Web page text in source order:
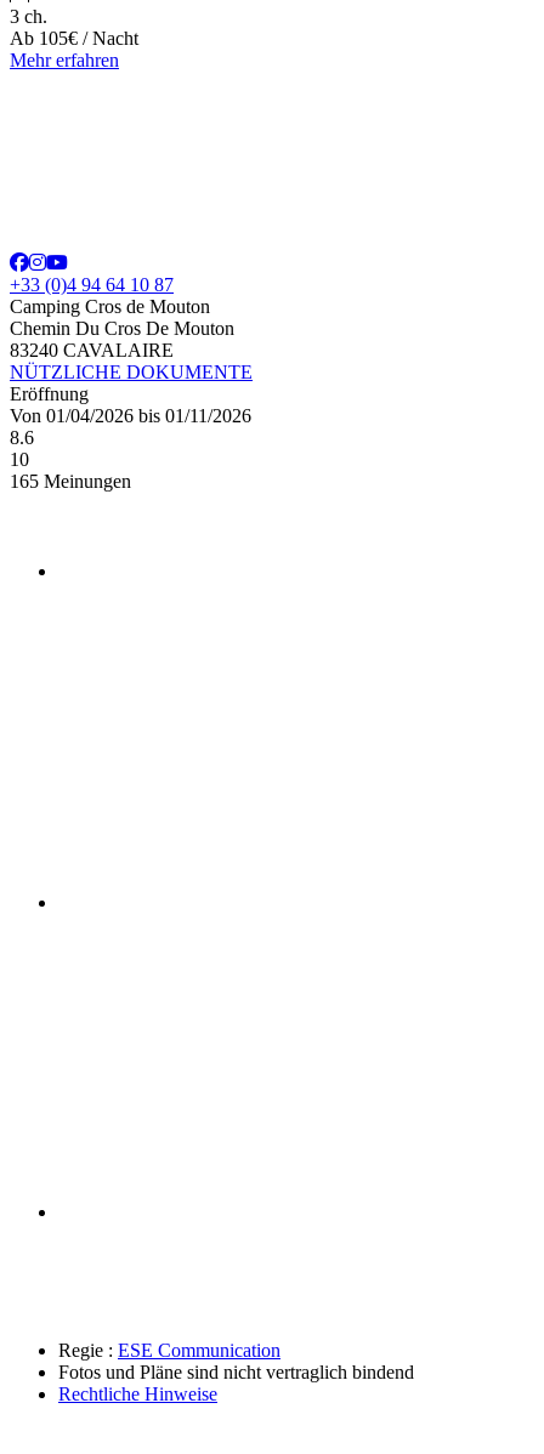
3 ch.
Ab 105€ / Nacht
Mehr erfahren
+33 (0)4 94 64 10 87
Camping Cros de Mouton
Chemin Du Cros De Mouton
83240 CAVALAIRE
NÜTZLICHE DOKUMENTE
Eröffnung
Von 01/04/2026 bis 01/11/2026
8.6
10
165 Meinungen
Regie : ESE Communication
Fotos und Pläne sind nicht vertraglich bindend
Rechtliche Hinweise